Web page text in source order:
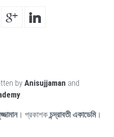
by Anisujjaman and
। প্রকাশকচন্দ্রাবতী একাডেমি।